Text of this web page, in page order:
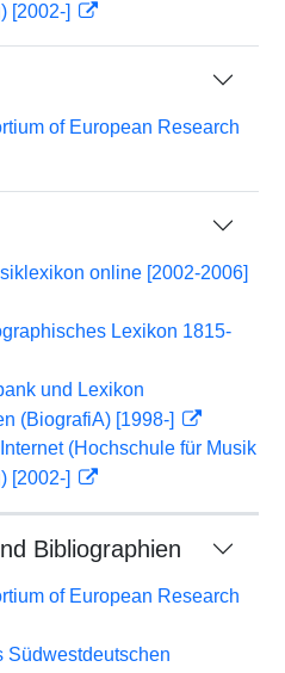
[2002-]
of European Research
online [2002-2006]
Lexikon 1815-
und Lexikon
(BiografiA) [1998-]
(Hochschule für Musik
[2002-]
Bibliographien
of European Research
Südwestdeutschen